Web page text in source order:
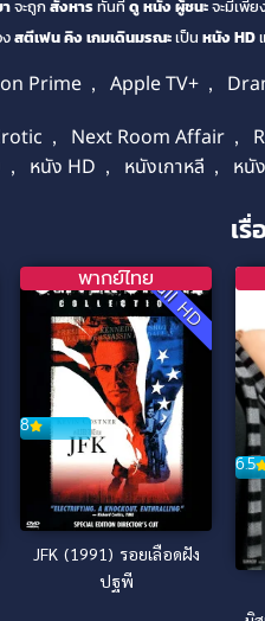
าจะถูกสังหารทันทีดู หนังผู้ชนะจะมีเพีย
สตีเฟน คิงเกมเดินมรณะเป็น หนัง HD
Prime , Apple TV+ ,
, Next Room Affair ,
, หนัง HD , หนังเกาหลี , หนั
เ
Full HD
8
พากย์ไทย
JFK (1991) รอยเลือดฝัง
ปฐพี
6.5